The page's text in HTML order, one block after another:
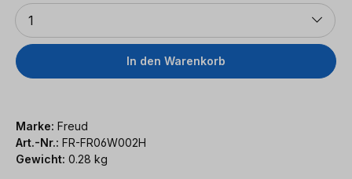
Anzahl
1
In den Warenkorb
Marke: Freud
Art.-Nr.: FR-FR06W002H
Gewicht: 0.28 kg